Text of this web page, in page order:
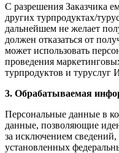
С разрешения Заказчика
других турпродуктах/
дальнейшем не желает
должен отказаться от
может использовать
проведения
турпродуктов и туруслуг
3. Обрабатываемая
Персональные данные в
данные, позволяющие
за исключением
установленных